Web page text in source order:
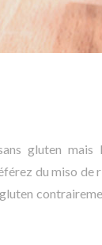
gluten mais
du miso de